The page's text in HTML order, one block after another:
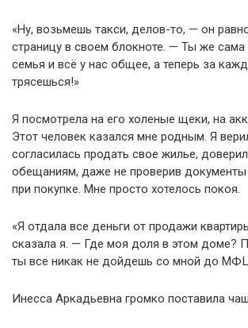
«Ну, возьмешь такси, делов-то, — он
страницу в своем блокноте. — Ты же сама
семья и всё у нас общее, а теперь за
трясешься!»
Я посмотрела на его холеные щеки, на
Этот человек казался мне родным. Я
согласилась продать свое жилье,
обещаниям, даже не проверив документы
при покупке. Мне просто хотелось покоя.
«Я отдала все деньги от продажи
сказала я. — Где моя доля в этом доме?
ты все никак не дойдешь со мной до
Инесса Аркадьевна громко поставила